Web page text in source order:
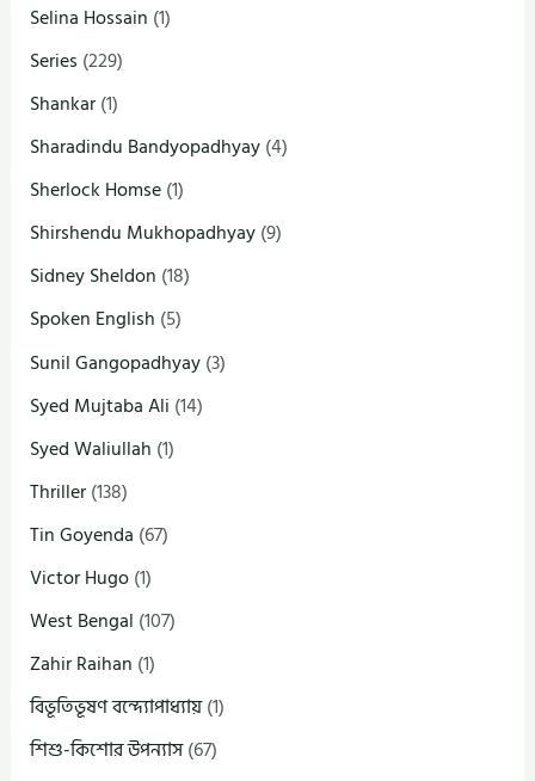
Selina Hossain (1)
Series (229)
Shankar(1)
Sharadindu Bandyopadhyay(4)
Sherlock Homse(1)
Shirshendu Mukhopadhyay(9)
Sidney Sheldon (18)
Spoken English (5)
Sunil Gangopadhyay(3)
Syed Mujtaba Ali (14)
Syed Waliullah (1)
Thriller(138)
Tin Goyenda (67)
Victor Hugo(1)
West Bengal (107)
Zahir Raihan (1)
বিভূতিভূষণ বন্দ্যোপাধ্যায়(1)
শিশু-কিশোর উপন্যাস(67)